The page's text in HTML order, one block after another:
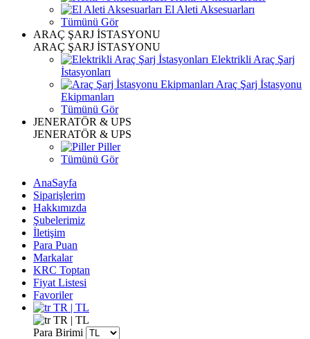
El Aleti Aksesuarları
Tümünü Gör
ARAÇ ŞARJ İSTASYONU
ARAÇ ŞARJ İSTASYONU
Elektrikli Araç Şarj
İstasyonları
Araç Şarj İstasyonu
Ekipmanları
Tümünü Gör
JENERATÖR & UPS
JENERATÖR & UPS
Piller
Tümünü Gör
AnaSayfa
Siparişlerim
Hakkımızda
Şubelerimiz
İletişim
Para Puan
Markalar
KRC Toptan
Fiyat Listesi
Favoriler
TR | TL
TR | TL
Para Birimi